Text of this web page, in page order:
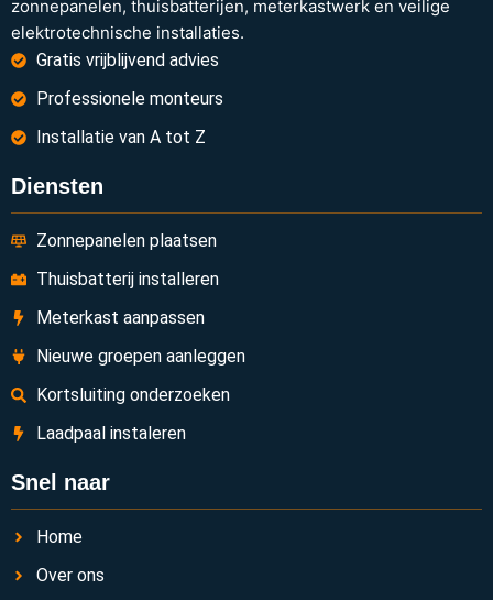
zonnepanelen, thuisbatterijen, meterkastwerk en veilige
elektrotechnische installaties.
Gratis vrijblijvend advies
Professionele monteurs
Installatie van A tot Z
Diensten
Zonnepanelen plaatsen
Thuisbatterij installeren
Meterkast aanpassen
Nieuwe groepen aanleggen
Kortsluiting onderzoeken
Laadpaal instaleren
Snel naar
Home
Over ons